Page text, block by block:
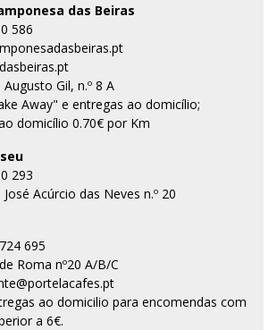
das Beiras
586
Gil, n.º 8 A
Away" e entregas ao domicílio;
domicílio 0.70€ por Km
293
Acúrcio das Neves n.º 20
695
Roma nº20 A/B/C
ao domicilio para encomendas com
a 6€.